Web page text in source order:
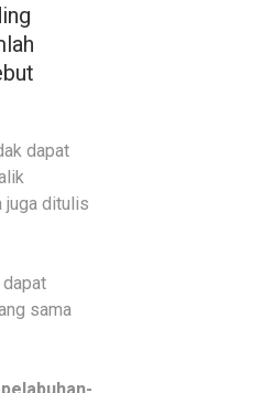
dapat
juga ditulis
sama